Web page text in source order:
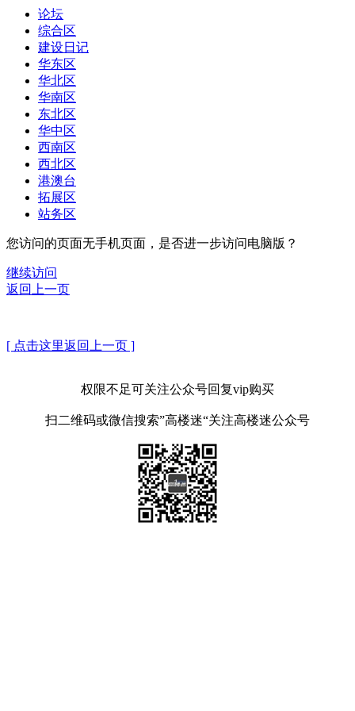
论坛
综合区
建设日记
华东区
华北区
华南区
东北区
华中区
西南区
西北区
港澳台
拓展区
站务区
您访问的页面无手机页面，是否进一步访问电脑版？
继续访问
返回上一页
[ 点击这里返回上一页 ]
权限不足可关注公众号回复vip购买
扫二维码或微信搜索”高楼迷“关注高楼迷公众号